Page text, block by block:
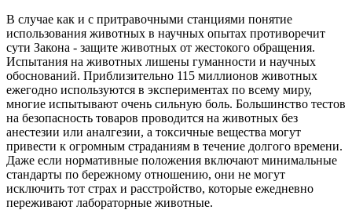
В случае как и с притравочными станциями понятие
использования животных в научных опытах противоречит
сути Закона - защите животных от жестокого обращения.
Испытания на животных лишены гуманности и научных
обоснований. Приблизительно 115 миллионов животных
ежегодно используются в экспериментах по всему миру,
многие испытывают очень сильную боль. Большинство тестов
на безопасность товаров проводится на животных без
анестезии или аналгезии, а токсичные вещества могут
привести к огромным страданиям в течение долгого времени.
Даже если нормативные положения включают минимальные
стандарты по бережному отношению, они не могут
исключить тот страх и расстройство, которые ежедневно
переживают лабораторные животные.